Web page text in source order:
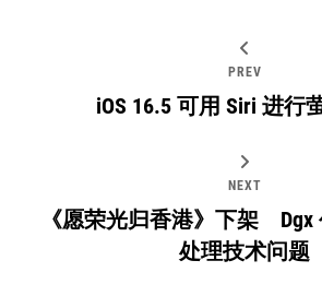
PREV
iOS 16.5 可用 Siri 进行
NEXT
《愿荣光归香港》下架 Dgx
处理技术问题